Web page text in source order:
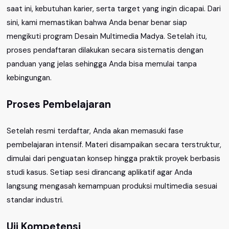
saat ini, kebutuhan karier, serta target yang ingin dicapai. Dari
sini, kami memastikan bahwa Anda benar benar siap
mengikuti program Desain Multimedia Madya. Setelah itu,
proses pendaftaran dilakukan secara sistematis dengan
panduan yang jelas sehingga Anda bisa memulai tanpa
kebingungan.
Proses Pembelajaran
Setelah resmi terdaftar, Anda akan memasuki fase
pembelajaran intensif. Materi disampaikan secara terstruktur,
dimulai dari penguatan konsep hingga praktik proyek berbasis
studi kasus. Setiap sesi dirancang aplikatif agar Anda
langsung mengasah kemampuan produksi multimedia sesuai
standar industri.
Uji Kompetensi